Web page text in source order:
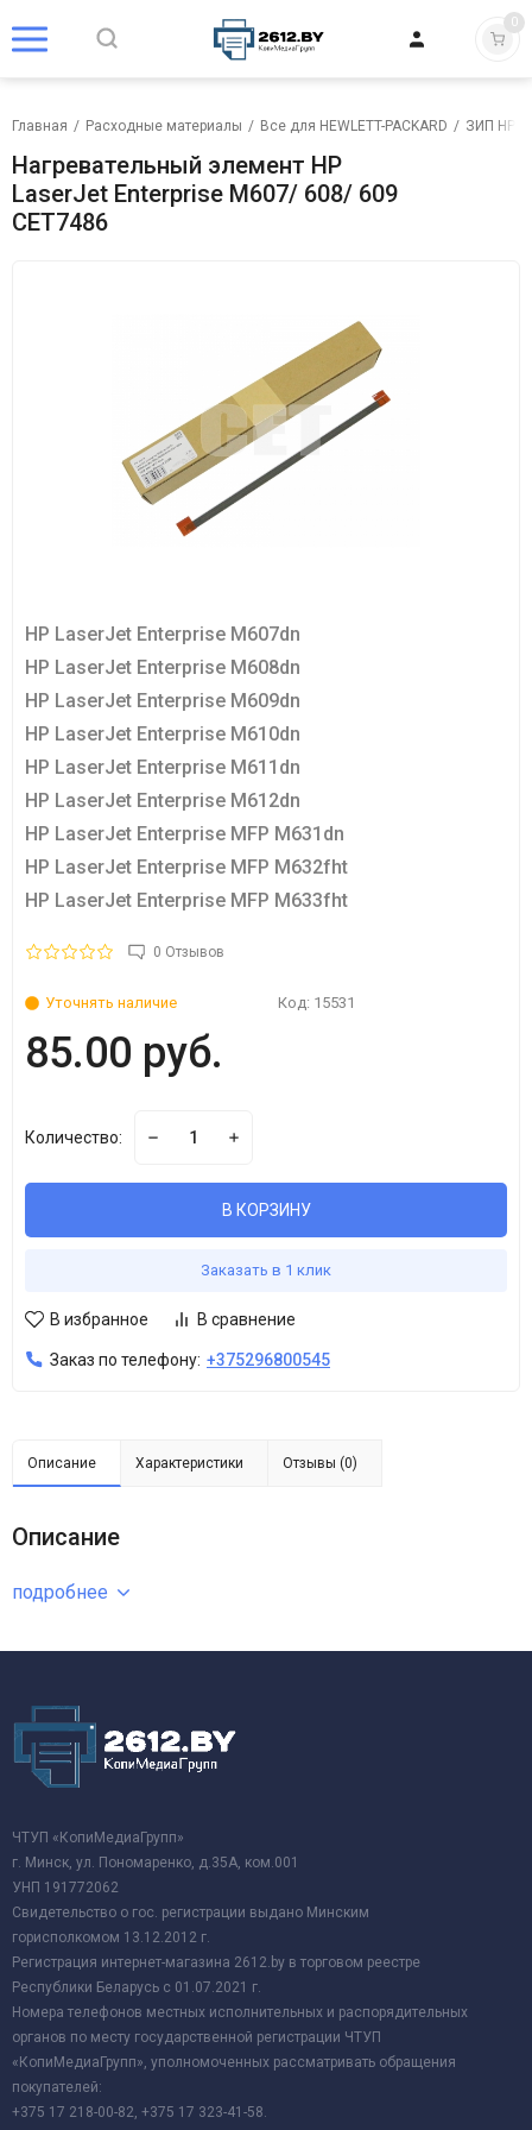
0
Главная / Расходные материалы / Все для HEWLETT-PACKARD / ЗИП HP
Нагревательный элемент HP
LaserJet Enterprise M607/ 608/ 609
CET7486
HP LaserJet Enterprise M607dn
HP LaserJet Enterprise M608dn
HP LaserJet Enterprise M609dn
HP LaserJet Enterprise M610dn
HP LaserJet Enterprise M611dn
HP LaserJet Enterprise M612dn
HP LaserJet Enterprise MFP M631dn
HP LaserJet Enterprise MFP M632fht
HP LaserJet Enterprise MFP M633fht
0 Отзывов
Уточнять наличие Код: 15531
85.00 руб.
Количество:
В КОРЗИНУ
Заказать в 1 клик
В избранное В сравнение
Заказ по телефону: +375296800545
Описание Характеристики Отзывы (0)
Описание
подробнее
ЧТУП «КопиМедиаГрупп»
г. Минск, ул. Пономаренко, д.35А, ком.001
УНП 191772062
Свидетельство о гос. регистрации выдано Минским
горисполкомом 13.12.2012 г.
Регистрация интернет-магазина 2612.by в торговом реестре
Республики Беларусь с 01.07.2021 г.
Номера телефонов местных исполнительных и распорядительных
органов по месту государственной регистрации ЧТУП
«КопиМедиаГрупп», уполномоченных рассматривать обращения
покупателей:
+375 17 218-00-82, +375 17 323-41-58.